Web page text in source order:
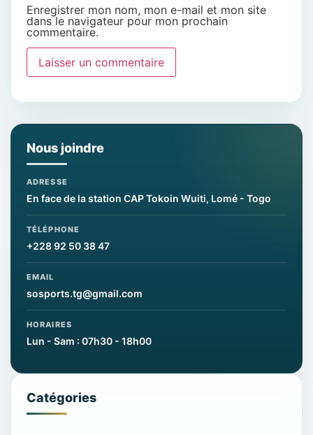
Enregistrer mon nom, mon e-mail et mon site
dans le navigateur pour mon prochain
commentaire.
Nous joindre
ADRESSE
En face de la station CAP Tokoin Wuiti, Lomé - Togo
TÉLÉPHONE
+228 92 50 38 47
EMAIL
sosports.tg@gmail.com
HORAIRES
Lun - Sam : 07h30 - 18h00
Catégories